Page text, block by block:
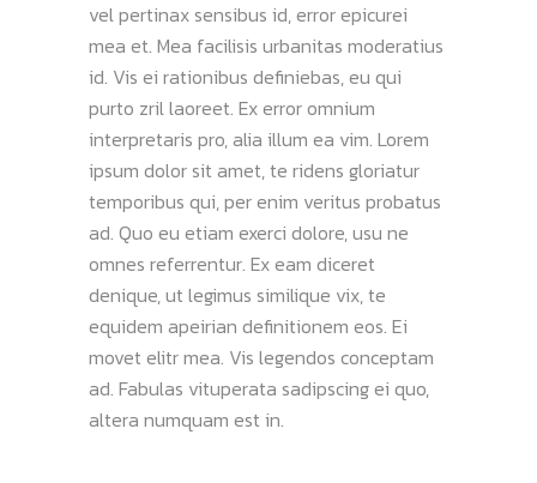
vel pertinax sensibus id, error epicurei
mea et. Mea facilisis urbanitas moderatius
id. Vis ei rationibus definiebas, eu qui
purto zril laoreet. Ex error omnium
interpretaris pro, alia illum ea vim. Lorem
ipsum dolor sit amet, te ridens gloriatur
temporibus qui, per enim veritus probatus
ad. Quo eu etiam exerci dolore, usu ne
omnes referrentur. Ex eam diceret
denique, ut legimus similique vix, te
equidem apeirian definitionem eos. Ei
movet elitr mea. Vis legendos conceptam
ad. Fabulas vituperata sadipscing ei quo,
altera numquam est in.